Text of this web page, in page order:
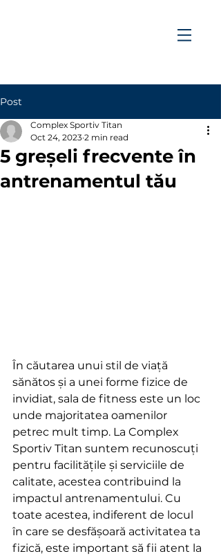
Post
5 greșeli frecvente în
antrenamentul tău
Complex Sportiv Titan
Oct 24, 2023 2 min read
În căutarea unui stil de viață
sănătos și a unei forme fizice de
invidiat, sala de fitness este un loc
unde majoritatea oamenilor
petrec mult timp. La Complex
Sportiv Titan suntem recunoscuți
pentru facilitățile și serviciile de
calitate, acestea contribuind la
impactul antrenamentului. Cu
toate acestea, indiferent de locul
în care se desfășoară activitatea ta
fizică, este important să fii atent la